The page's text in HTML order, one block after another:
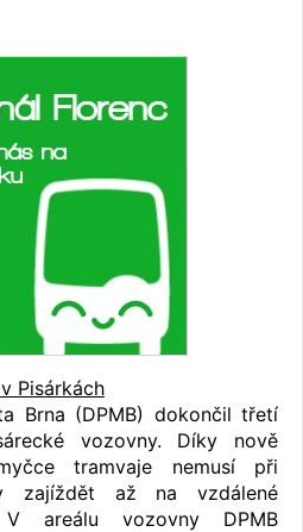
Pisárkách
Brna (DPMB) dokončil třetí
vozovny. Díky nově
tramvaje nemusí při
zajíždět až na vzdálené
V areálu vozovny DPMB